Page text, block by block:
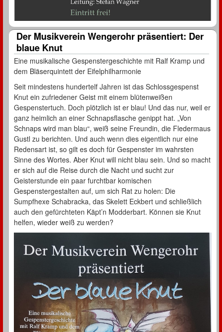
Der Musikverein Wengerohr präsentiert: Der
blaue Knut
Eine musikalische Gespenstergeschichte mit Ralf Kramp und
dem Bläserquintett der Eifelphilharmonie
Seit mindestens hundertelf Jahren ist das Schlossgespenst
Knut ein zufriedener Geist mit einem blütenweißen
Gespenstertuch. Doch plötzlich ist er blau! Und das nur, weil er
ganz heimlich an einer Schnapsflasche genippt hat. „Von
Schnaps wird man blau“, weiß seine Freundin, die Fledermaus
Gustl zu berichten. Und auch wenn dies eigentlich nur eine
Redensart ist, so gilt es doch für Gespenster im wahrsten
Sinne des Wortes. Aber Knut will nicht blau sein. Und so macht
er sich auf die Reise durch die Nacht und sucht zur
Geisterstunde ein paar furchtbar komischen
Gespenstergestalten auf, um sich Rat zu holen: Die
Sumpfhexe Schabracka, das Skelett Eckbert und schließlich
auch den gefürchteten Käpt’n Modderbart. Können sie Knut
helfen, wieder weiß zu werden?